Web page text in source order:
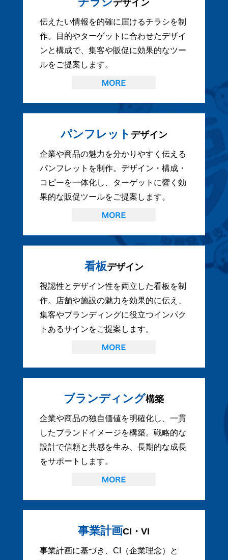
デザイン
伝えたい情報を的確に届けるチラシを制
作。目的やターゲットに合わせたデザイ
ンと構成で、集客や販促に効果的なツー
ルをご提案します。
パンフレット デザイン
企業や商品の魅力を分かりやすく伝える
パンフレットを制作。デザイン・構成・
コピーを一体化し、ターゲットに響く効
果的な販促ツールをご提案します。
看板デザイン
視認性とデザイン性を両立した看板を制
作。店舗や施設の魅力を効果的に伝え、
集客やブランディングに役立つインパク
トあるサインをご提案します。
ブランディング構築
企業や商品の独自価値を明確化し、一貫
したブランドイメージを構築。戦略的な
設計で信頼と共感を生み、長期的な成長
をサポートします。
事業計画CI・VI
事業計画に基づき、CI（企業理念）と